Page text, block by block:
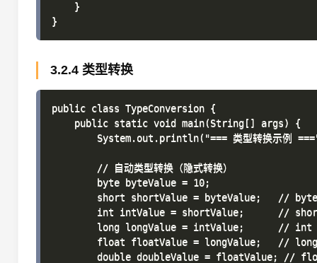
    }
3.2.4 类型转换
public class TypeConversion {
    public static void main(String[] args) {
System.out.println("=== 类型转换示例
        // 自动类型转换（隐式转换）
        byte byteValue = 10;
short shortValue = byteValue;   //
int intValue = shortValue;      //
long longValue = intValue;      // int
float floatValue = longValue;   //
double doubleValue = floatValue; //